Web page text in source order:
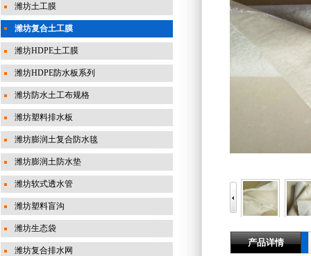
产品详情
潍坊土工膜
潍坊复合土工膜
潍坊HDPE土工膜
潍坊HDPE防水板系列
潍坊防水土工布规格
潍坊塑料排水板
潍坊膨润土复合防水毯
潍坊膨润土防水垫
潍坊软式透水管
潍坊塑料盲沟
潍坊生态袋
潍坊复合排水网